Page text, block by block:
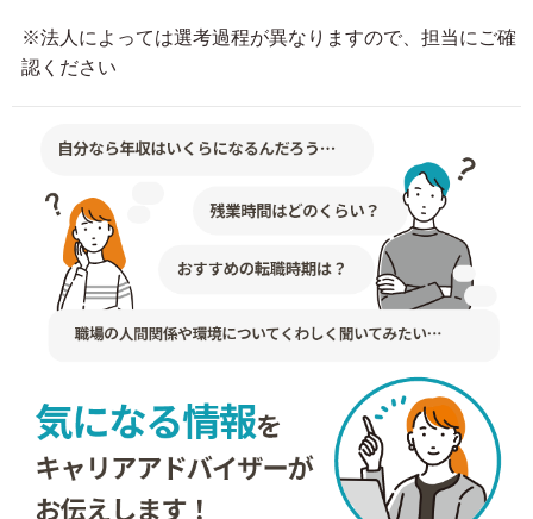
※法人によっては選考過程が異なりますので、担当にご確
認ください